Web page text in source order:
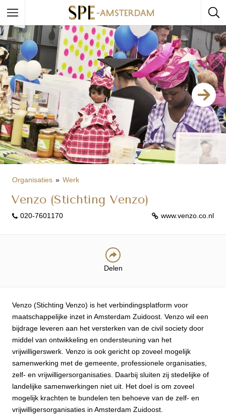
Organisaties Werk
Venzo (Stichting Venzo)
020-7601170 www.venzo.co.nl
Delen
Venzo (Stichting Venzo) is het verbindingsplatform voor
maatschappelijke inzet in Amsterdam Zuidoost. Venzo wil een
bijdrage leveren aan het versterken van de civil society door
middel van ontwikkeling en ondersteuning van het
vrijwilligerswerk. Venzo is ook gericht op zoveel mogelijk
samenwerking met de gemeente, professionele organisaties,
zelf- en vrijwilligersorganisaties. Daarbij sluiten zij stedelijke of
landelijke samenwerkingen niet uit. Het doel is om zoveel
mogelijk krachten te bundelen ten behoeve van de zelf- en
vrijwilligersorganisaties in Amsterdam Zuidoost.